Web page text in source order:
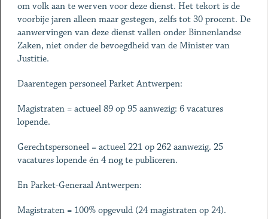
om volk aan te werven voor deze dienst. Het tekort is de
voorbije jaren alleen maar gestegen, zelfs tot 30 procent. De
aanwervingen van deze dienst vallen onder Binnenlandse
Zaken, niet onder de bevoegdheid van de Minister van
Justitie.
Daarentegen personeel Parket Antwerpen:
Magistraten = actueel 89 op 95 aanwezig: 6 vacatures
lopende.
Gerechtspersoneel = actueel 221 op 262 aanwezig. 25
vacatures lopende én 4 nog te publiceren.
En Parket-Generaal Antwerpen:
Magistraten = 100% opgevuld (24 magistraten op 24).